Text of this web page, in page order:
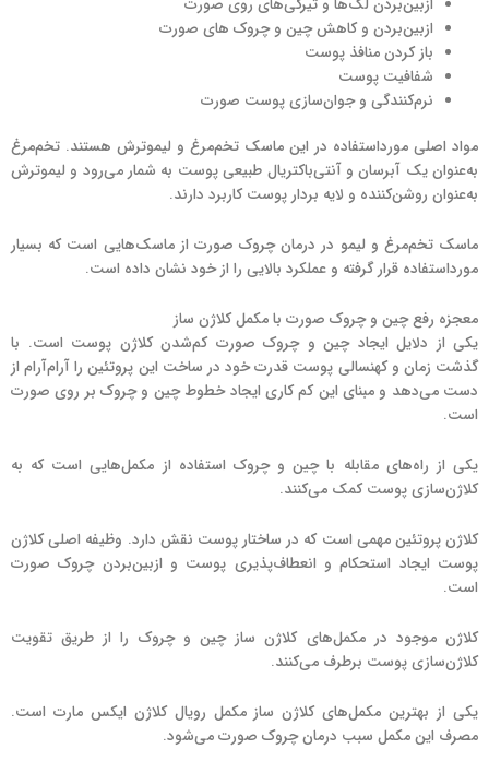
ازبین‌بردن و کاهش چین و چروک های صورت
باز کردن منافذ پوست
شفافیت پوست
نرم‌کنندگی و جوان‌سازی پوست صورت
مواد اصلی مورداستفاده در این ماسک تخم‌مرغ و لیموترش هستند. تخم‌مرغ
به‌عنوان یک آبرسان و آنتی‌باکتریال طبیعی پوست به شمار می‌رود و لیموترش
به‌عنوان روشن‌کننده و لایه بردار پوست کاربرد دارند.
ماسک تخم‌مرغ و لیمو در درمان چروک صورت از ماسک‌هایی است که بسیار
مورداستفاده قرار گرفته و عملکرد بالایی را از خود نشان داده است.
معجزه رفع چین و چروک صورت با مکمل کلاژن ساز
یکی از دلایل ایجاد چین و چروک صورت کم‌شدن کلاژن پوست است. با
گذشت زمان و کهنسالی پوست قدرت خود در ساخت این پروتئین را آرام‌آرام از
دست می‌دهد و مبنای این کم کاری ایجاد خطوط چین و چروک بر روی صورت
است.
یکی از راه‌های مقابله با چین و چروک استفاده از مکمل‌هایی است که به
کلاژن‌سازی پوست کمک می‌کنند.
کلاژن پروتئین مهمی است که در ساختار پوست نقش دارد. وظیفه اصلی کلاژن
پوست ایجاد استحکام و انعطاف‌پذیری پوست و ازبین‌بردن چروک صورت
است.
کلاژن موجود در مکمل‌های کلاژن ساز چین و چروک را از طریق تقویت
کلاژن‌سازی پوست برطرف می‌کنند.
یکی از بهترین مکمل‌های کلاژن ساز مکمل رویال کلاژن ایکس مارت است.
مصرف این مکمل سبب درمان چروک صورت می‌شود.